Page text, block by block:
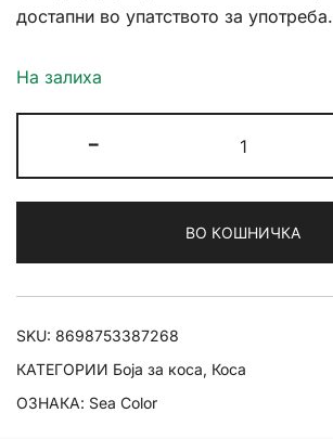
достапни во упатството за употреба.
На залиха
-
Color
Hair
0.01
Silver
количина
ВО КОШНИЧКА
SKU: 8698753387268
КАТЕГОРИИ Боја за коса, Коса
ОЗНАКА: Sea Color